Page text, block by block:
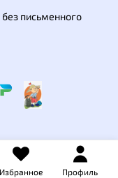
письменного
Избранное Профиль